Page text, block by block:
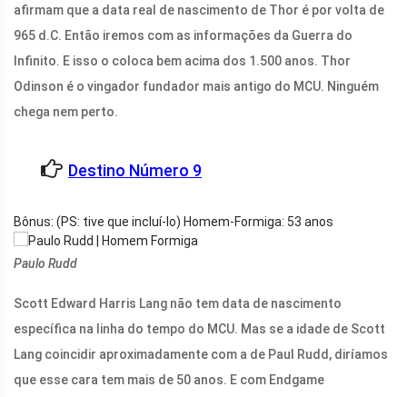
afirmam que a data real de nascimento de Thor é por volta de
965 d.C. Então iremos com as informações da Guerra do
Infinito. E isso o coloca bem acima dos 1.500 anos. Thor
Odinson é o vingador fundador mais antigo do MCU. Ninguém
chega nem perto.
Destino Número 9
Bônus: (PS: tive que incluí-lo) Homem-Formiga: 53 anos
Paulo Rudd
Scott Edward Harris Lang não tem data de nascimento
específica na linha do tempo do MCU. Mas se a idade de Scott
Lang coincidir aproximadamente com a de Paul Rudd, diríamos
que esse cara tem mais de 50 anos. E com Endgame